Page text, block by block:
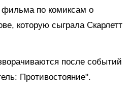
фильма по комиксам о
которую сыграла Скарлетт
после событий
Противостояние".